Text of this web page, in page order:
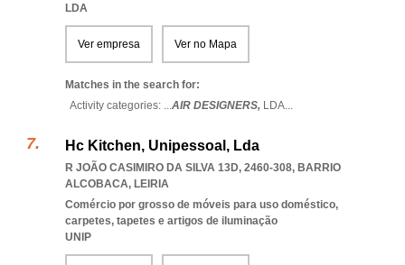
LDA
Ver empresa Ver no Mapa
Matches in the search for:
Activity categories: ...AIR DESIGNERS, LDA...
Hc Kitchen, Unipessoal, Lda
R JOÃO CASIMIRO DA SILVA 13D, 2460-308, BARRIO
ALCOBACA, LEIRIA
Comércio por grosso de móveis para uso doméstico,
carpetes, tapetes e artigos de iluminação
UNIP